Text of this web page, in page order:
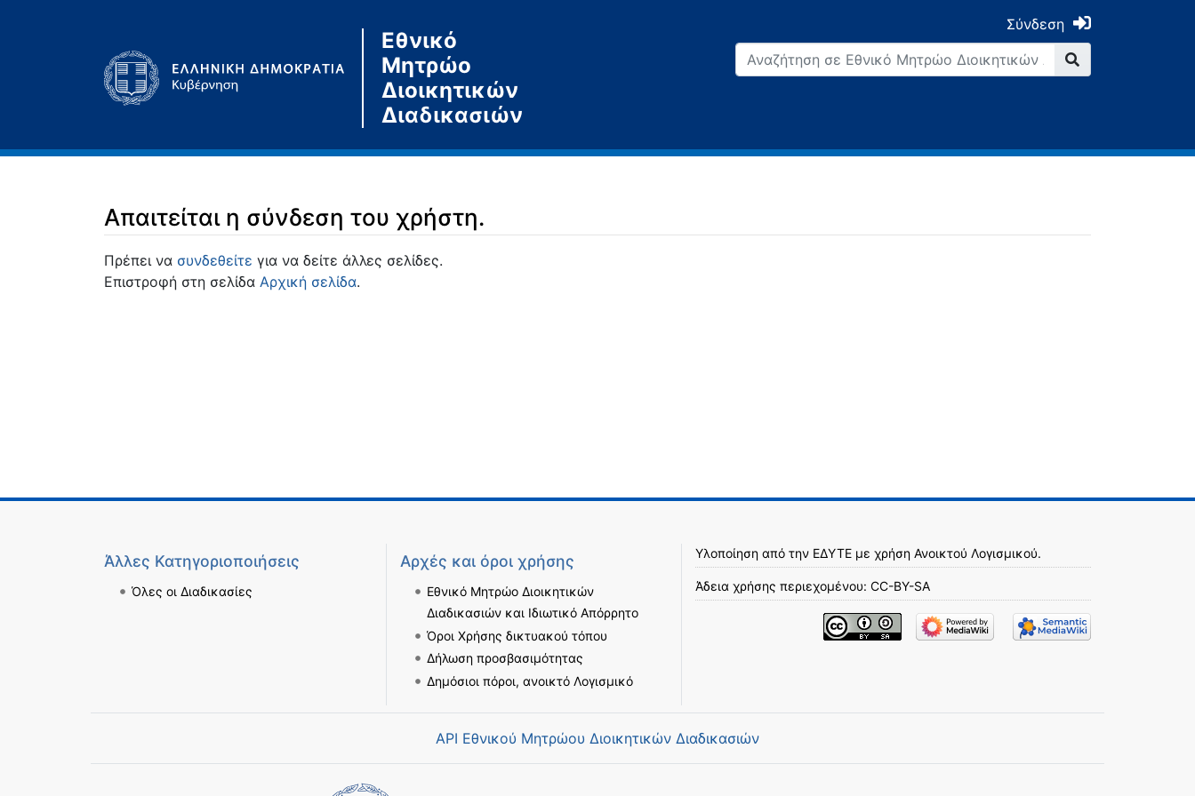
Εθνικό
Μητρώο
Διοικητικών
Διαδικασιών
Σύνδεση
Απαιτείται η σύνδεση του χρήστη.
Μετάβαση σε:πλοήγηση,αναζήτηση
Πρέπει να συνδεθείτε για να δείτε άλλες σελίδες.
Επιστροφή στη σελίδα Αρχική σελίδα.
Άλλες Κατηγοριοποιήσεις
Όλες οι Διαδικασίες
Αρχές και όροι χρήσης
Εθνικό Μητρώο Διοικητικών
Διαδικασιών και Ιδιωτικό Απόρρητο
Όροι Χρήσης δικτυακού τόπου
Δήλωση προσβασιμότητας
Δημόσιοι πόροι, ανοικτό Λογισμικό
Υλοποίηση από την ΕΔΥΤΕ με χρήση Ανοικτού Λογισμικού.
Άδεια χρήσης περιεχομένου: CC-BY-SA
API Εθνικού Μητρώου Διοικητικών Διαδικασιών